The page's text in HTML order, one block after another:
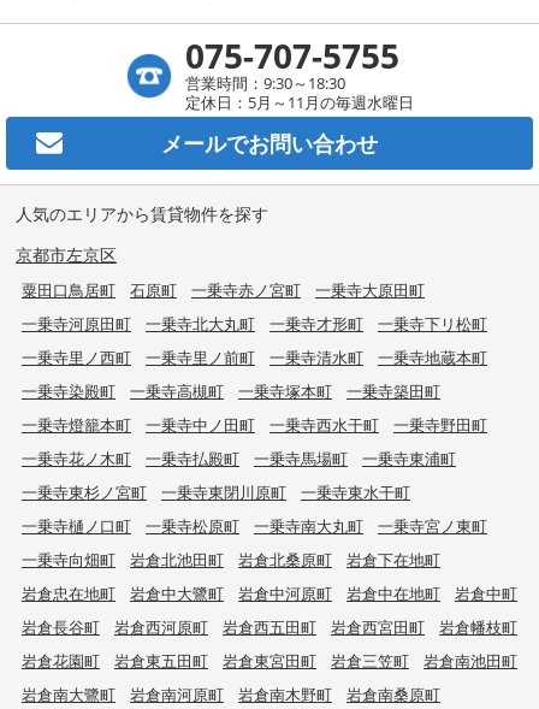
075-707-5755
営業時間：9:30～18:30
定休日：5月～11月の毎週水曜日
メールでお問い合わせ
人気のエリアから賃貸物件を探す
京都市左京区
粟田口鳥居町 石原町 一乗寺赤ノ宮町
一乗寺大原田町
一乗寺河原田町
一乗寺北大丸町 一乗寺才形町
一乗寺下リ松町
一乗寺里ノ西町
一乗寺里ノ前町 一乗寺清水町
一乗寺地蔵本町
一乗寺染殿町
一乗寺高槻町 一乗寺塚本町
一乗寺築田町
一乗寺燈籠本町
一乗寺中ノ田町 一乗寺西水干町
一乗寺野田町
一乗寺花ノ木町
一乗寺払殿町 一乗寺馬場町
一乗寺東浦町
一乗寺東杉ノ宮町
一乗寺東閉川原町
一乗寺東水干町
一乗寺樋ノ口町
一乗寺松原町 一乗寺南大丸町
一乗寺宮ノ東町
一乗寺向畑町
岩倉北池田町 岩倉北桑原町
岩倉下在地町
岩倉忠在地町
岩倉中大鷺町 岩倉中河原町 岩倉中在地町
岩倉中町
岩倉長谷町
岩倉西河原町 岩倉西五田町 岩倉西宮田町
岩倉幡枝町
岩倉花園町
岩倉東五田町 岩倉東宮田町 岩倉三笠町
岩倉南池田町
岩倉南大鷺町
岩倉南河原町 岩倉南木野町 岩倉南桑原町